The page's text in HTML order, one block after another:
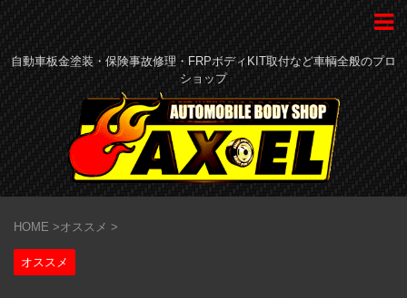
自動車板金塗装・保険事故修理・FRPボディKIT取付など車輌全般のプロ
ショップ
HOME >オススメ >
オススメ